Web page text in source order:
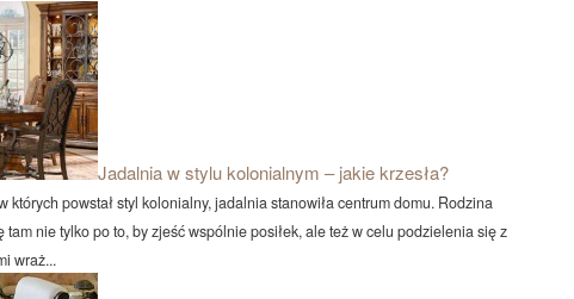
Jadalnia w stylu kolonialnym – jakie krzesła?
których powstał styl kolonialny, jadalnia stanowiła centrum domu. Rodzina
tam nie tylko po to, by zjeść wspólnie posiłek, ale też w celu podzielenia się z
wraż...